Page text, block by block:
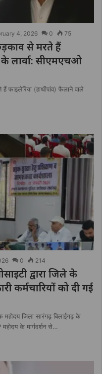
4, 2026 0 75
से मरते हैं
लार्वा: सीएमएचओ
फाइलेरिया (हाथीपांव) फैलाने वाले
0 214
द्वारा जिले के
कर्मचारियों को दी गई
जिला सारंगढ़ बिलाईगढ़ के
के मार्गदर्शन से…